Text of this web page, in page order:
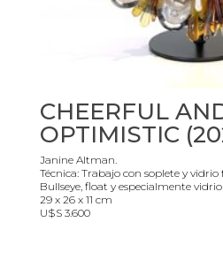
CHEERFUL
OPTIMISTIC
Janine Altman.
Técnica: Trabajo con soplete y
Bullseye, float y especialmente
29 x 26 x 11 cm
U$S 3.600